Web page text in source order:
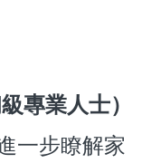
級專業人士）
一步瞭解家